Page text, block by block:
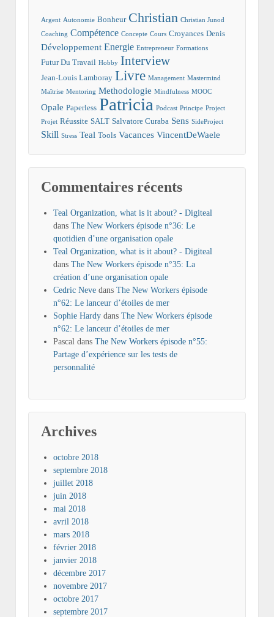
Argent Autonomie Bonheur Christian Christian Junod
Coaching Compétence Concepte Cours Croyances Denis
Développement Energie Entrepreneur Formations
Futur Du Travail Hobby Interview
Jean-Louis Lamboray Livre Management Mastermind
Maîtrise Mentoring Methodologie Mindfulness MOOC
Opale Paperless Patricia Podcast Principe Project
Projet Réussite SALT Salvatore Curaba Sens SideProject
Skill Stress Teal Tools Vacances VincentDeWaele
Commentaires récents
Teal Organization, what is it about? - Digiteal
dans The New Workers épisode n°36: Le
quotidien d’une organisation opale
Teal Organization, what is it about? - Digiteal
dans The New Workers épisode n°35: La
création d’une organisation opale
Cedric Neve dans The New Workers épisode
n°62: Le lanceur d’étoiles de mer
Sophie Hardy dans The New Workers épisode
n°62: Le lanceur d’étoiles de mer
Pascal dans The New Workers épisode n°55:
Partage d’expérience sur les tests de
personnalité
Archives
octobre 2018
septembre 2018
juillet 2018
juin 2018
mai 2018
avril 2018
mars 2018
février 2018
janvier 2018
décembre 2017
novembre 2017
octobre 2017
septembre 2017